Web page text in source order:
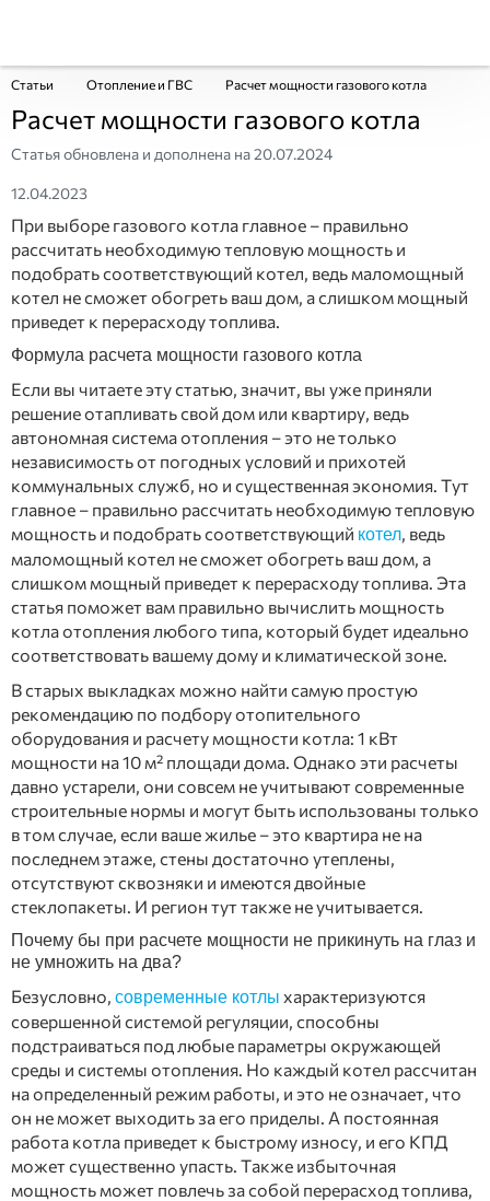
Статьи Отопление и ГВС Расчет мощности газового котла
Расчет мощности газового котла
Статья обновлена и дополнена на20.07.2024
12.04.2023
При выборе газового котла главное – правильно
рассчитать необходимую тепловую мощность и
подобрать соответствующий котел, ведь маломощный
котел не сможет обогреть ваш дом, а слишком мощный
приведет к перерасходу топлива.
Формула расчета мощности газового котла
Если вы читаете эту статью, значит, вы уже приняли
решение отапливать свой дом или квартиру, ведь
автономная система отопления – это не только
независимость от погодных условий и прихотей
коммунальных служб, но и существенная экономия. Тут
главное – правильно рассчитать необходимую тепловую
мощность и подобрать соответствующий котел, ведь
маломощный котел не сможет обогреть ваш дом, а
слишком мощный приведет к перерасходу топлива. Эта
статья поможет вам правильно вычислить мощность
котла отопления любого типа, который будет идеально
соответствовать вашему дому и климатической зоне.
В старых выкладках можно найти самую простую
рекомендацию по подбору отопительного
оборудования и расчету мощности котла: 1 кВт
мощности на 10 м² площади дома. Однако эти расчеты
давно устарели, они совсем не учитывают современные
строительные нормы и могут быть использованы только
в том случае, если ваше жилье – это квартира не на
последнем этаже, стены достаточно утеплены,
отсутствуют сквозняки и имеются двойные
стеклопакеты. И регион тут также не учитывается.
Почему бы при расчете мощности не прикинуть на глаз и
не умножить на два?
Безусловно, современные котлы характеризуются
совершенной системой регуляции, способны
подстраиваться под любые параметры окружающей
среды и системы отопления. Но каждый котел рассчитан
на определенный режим работы, и это не означает, что
он не может выходить за его приделы. А постоянная
работа котла приведет к быстрому износу, и его КПД
может существенно упасть. Также избыточная
мощность может повлечь за собой перерасход топлива,